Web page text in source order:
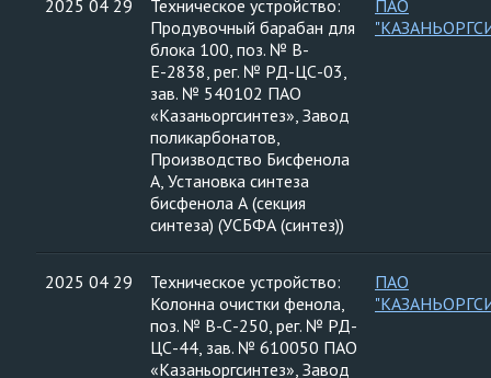
2025 04 29
Техническое устройство:
Продувочный барабан для
блока 100, поз. № В-
Е-2838, рег. № РД-ЦС-03,
зав. № 540102 ПАО
«Казаньоргсинтез», Завод
поликарбонатов,
Производство Бисфенола
А, Установка синтеза
бисфенола А (секция
синтеза) (УСБФА (синтез))
ПАО
2025 04 29
Техническое устройство:
Колонна очистки фенола,
поз. № В-С-250, рег. № РД-
ЦС-44, зав. № 610050 ПАО
«Казаньоргсинтез», Завод
ПАО